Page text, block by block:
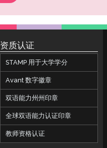
资质认证
STAMP 用于大学学分
Avant 数字徽章
双语能力州州印章
全球双语能力认证印章
教师资格认证